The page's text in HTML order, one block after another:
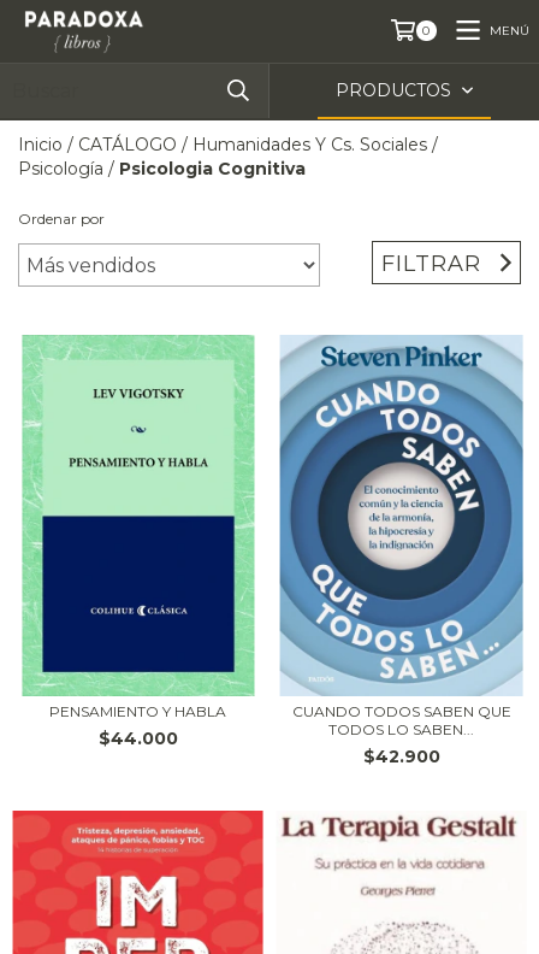
0 MENÚ
PRODUCTOS
Inicio / CATÁLOGO / Humanidades Y Cs. Sociales /
Psicología / Psicologia Cognitiva
Ordenar por
FILTRAR
PENSAMIENTO Y HABLA
$44.000
CUANDO TODOS SABEN QUE
TODOS LO SABEN...
$42.900